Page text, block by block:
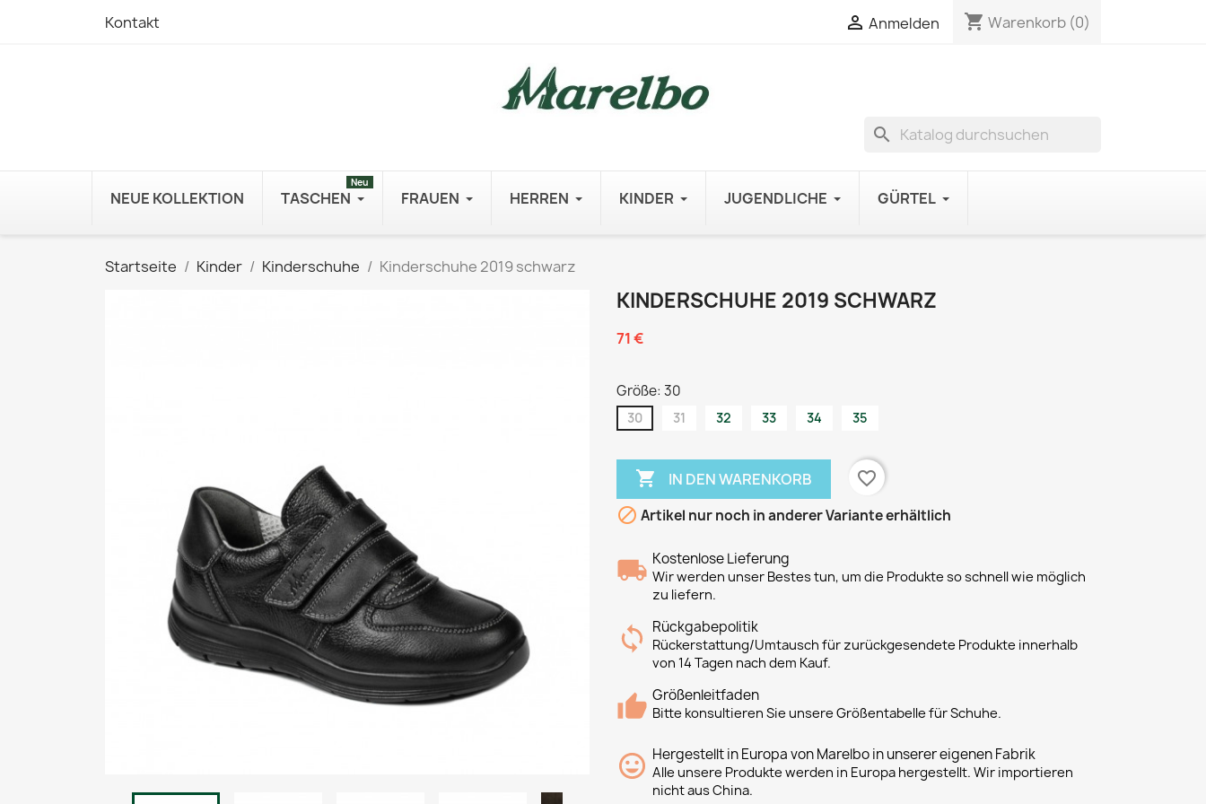
Kontakt  Anmelden shopping_cart Warenkorb (0)
search
NEUE KOLLEKTION TASCHEN
Neu
FRAUEN HERREN KINDER JUGENDLICHE GÜRTEL
Startseite Kinder Kinderschuhe Kinderschuhe 2019 schwarz
KINDERSCHUHE 2019 SCHWARZ
71 €
Größe: 30
30 31 32 33 34 35
 IN DEN WARENKORB
favorite_border
 Artikel nur noch in anderer Variante erhältlich
Kostenlose Lieferung
Wir werden unser Bestes tun, um die Produkte so schnell wie möglich
zu liefern.
Rückgabepolitik
Rückerstattung/Umtausch für zurückgesendete Produkte innerhalb
von 14 Tagen nach dem Kauf.
Größenleitfaden
Bitte konsultieren Sie unsere Größentabelle für Schuhe.
Hergestellt in Europa von Marelbo in unserer eigenen Fabrik
Alle unsere Produkte werden in Europa hergestellt. Wir importieren
nicht aus China.